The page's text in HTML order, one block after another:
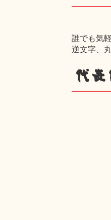
誰でも気
逆文字、
代表